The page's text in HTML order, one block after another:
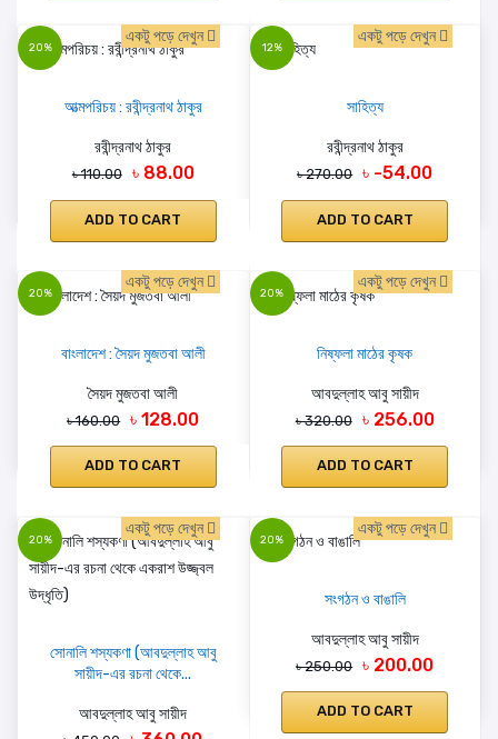
20%
একটু পড়ে দেখুন
আত্মপরিচয় : রবীন্দ্রনাথ ঠাকুর
রবীন্দ্রনাথ ঠাকুর
৳ 110.00 ৳ 88.00
ADD TO CART
12%
একটু পড়ে দেখুন
সাহিত্য
রবীন্দ্রনাথ ঠাকুর
৳ 270.00 ৳ -54.00
ADD TO CART
20%
একটু পড়ে দেখুন
বাংলাদেশ : সৈয়দ মুজতবা আলী
সৈয়দ মুজতবা আলী
৳ 160.00 ৳ 128.00
ADD TO CART
20%
একটু পড়ে দেখুন
নিষ্ফলা মাঠের কৃষক
আবদুল্লাহ আবু সায়ীদ
৳ 320.00 ৳ 256.00
ADD TO CART
20%
একটু পড়ে দেখুন
সোনালি শস্যকণা (আবদুল্লাহ আবু
সায়ীদ-এর রচনা থেকে...
আবদুল্লাহ আবু সায়ীদ
20%
একটু পড়ে দেখুন
সংগঠন ও বাঙালি
আবদুল্লাহ আবু সায়ীদ
৳ 250.00 ৳ 200.00
ADD TO CART